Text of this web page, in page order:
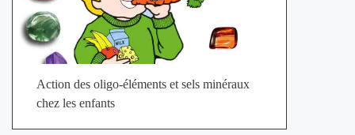
Action des oligo-éléments et sels minéraux
chez les enfants